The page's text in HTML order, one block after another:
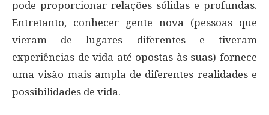
pode proporcionar relações sólidas e profundas.
Entretanto, conhecer gente nova (pessoas que
vieram de lugares diferentes e tiveram
experiências de vida até opostas às suas) fornece
uma visão mais ampla de diferentes realidades e
possibilidades de vida.